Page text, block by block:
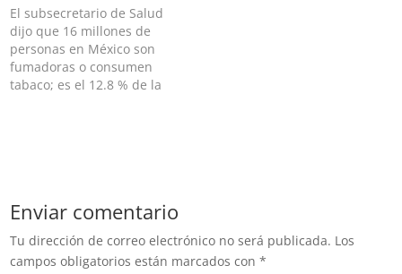
El subsecretario de Salud
dijo que 16 millones de
personas en México son
fumadoras o consumen
tabaco; es el 12.8 % de la
despachos que trabajan
tabaco y que han
promovido más…
Enviar comentario
Tu dirección de correo electrónico no será publicada. Los
campos obligatorios están marcados con*